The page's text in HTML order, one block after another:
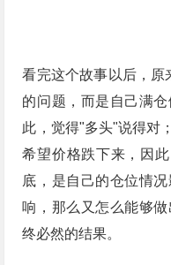
看完这个故事以后，
的问题，而是自己满
此，觉得"多头"说得对
希望价格跌下来，因
底，是自己的仓位情
响，那么又怎么能够
终必然的结果。